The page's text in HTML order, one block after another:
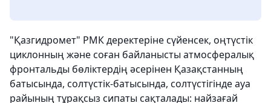
"Қазгидромет" РМК деректеріне сүйенсек, оңтүстік
циклонның және соған байланысты атмосфералық
фронтальды бөліктердің әсерінен Қазақстанның
батысында, солтүстік-батысында, солтүстігінде ауа
райының тұрақсыз сипаты сақталады: найзағай